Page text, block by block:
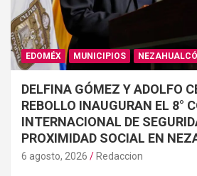
EDOMÉX MUNICIPIOS
DELFINA GÓMEZ Y ADOLFO
REBOLLO INAUGURAN EL 8°
INTERNACIONAL DE
PROXIMIDAD SOCIAL EN
6 agosto, 2026 Redaccion